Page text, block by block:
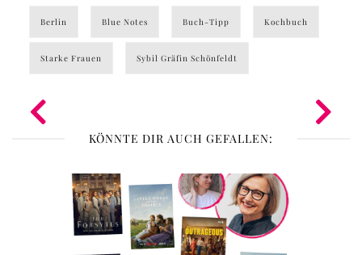
Berlin Blue Notes Buch-Tipp Kochbuch
Starke Frauen Sybil Gräfin Schönfeldt
KÖNNTE DIR AUCH GEFALLEN: